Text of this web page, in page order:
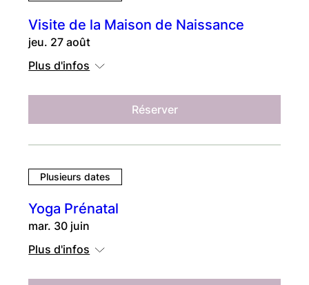
Visite de la Maison de Naissance
jeu. 27 août
Plus d'infos
Réserver
Plusieurs dates
Yoga Prénatal
mar. 30 juin
Plus d'infos